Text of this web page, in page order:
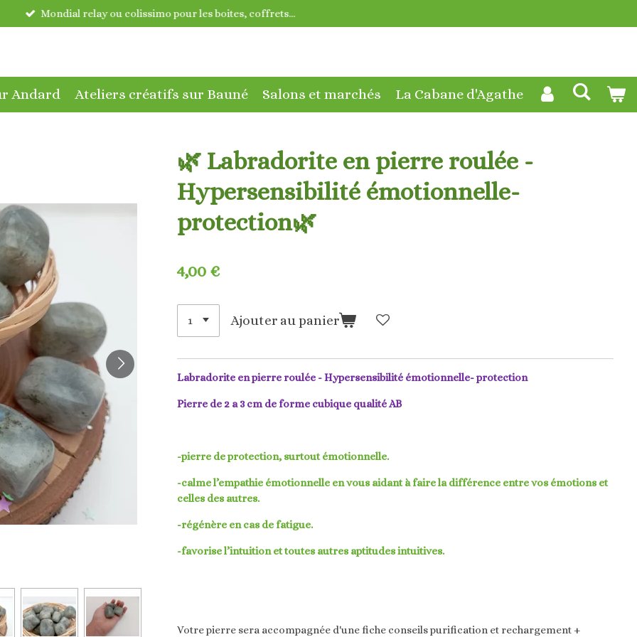
Mondial relay ou colissimo pour les boites, coffrets...
Andard Ateliers créatifs sur Bauné Salons et marchés La Cabane d'Agathe
🌿 Labradorite en pierre roulée -
Hypersensibilité émotionnelle-
protection🌿
4,00 €
Ajouter au panier
Labradorite en pierre roulée - Hypersensibilité émotionnelle- protection
Pierre de 2 a 3 cm de forme cubique qualité AB
-pierre de protection, surtout émotionnelle.
-calme l’empathie émotionnelle en vous aidant à faire la différence entre vos émotions et
celles des autres.
-régénère en cas de fatigue.
-favorise l’intuition et toutes autres aptitudes intuitives.
Votre pierre sera accompagnée d'une fiche conseils purification et rechargement +